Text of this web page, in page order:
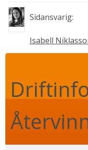
Sidansvarig:
Isabell